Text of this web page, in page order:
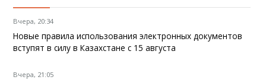
Вчера, 20:34
Новые правила использования электронных документов
вступят в силу в Казахстане с 15 августа
Вчера, 21:05